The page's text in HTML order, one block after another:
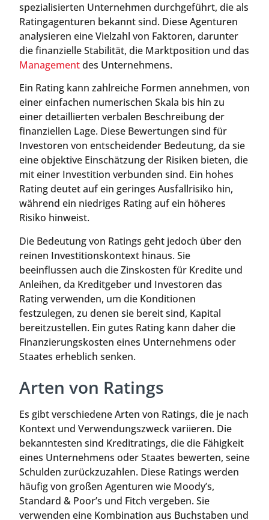
spezialisierten Unternehmen durchgeführt, die als
Ratingagenturen bekannt sind. Diese Agenturen
analysieren eine Vielzahl von Faktoren, darunter
die finanzielle Stabilität, die Marktposition und das
Managementdes Unternehmens.
Ein Rating kann zahlreiche Formen annehmen, von
einer einfachen numerischen Skala bis hin zu
einer detaillierten verbalen Beschreibung der
finanziellen Lage. Diese Bewertungen sind für
Investoren von entscheidender Bedeutung, da sie
eine objektive Einschätzung der Risiken bieten, die
mit einer Investition verbunden sind. Ein hohes
Rating deutet auf ein geringes Ausfallrisiko hin,
während ein niedriges Rating auf ein höheres
Risiko hinweist.
Die Bedeutung von Ratings geht jedoch über den
reinen Investitionskontext hinaus. Sie
beeinflussen auch die Zinskosten für Kredite und
Anleihen, da Kreditgeber und Investoren das
Rating verwenden, um die Konditionen
festzulegen, zu denen sie bereit sind, Kapital
bereitzustellen. Ein gutes Rating kann daher die
Finanzierungskosten eines Unternehmens oder
Staates erheblich senken.
Arten von Ratings
Es gibt verschiedene Arten von Ratings, die je nach
Kontext und Verwendungszweck variieren. Die
bekanntesten sind Kreditratings, die die Fähigkeit
eines Unternehmens oder Staates bewerten, seine
Schulden zurückzuzahlen. Diese Ratings werden
häufig von großen Agenturen wie Moody’s,
Standard & Poor’s und Fitch vergeben. Sie
verwenden eine Kombination aus Buchstaben und